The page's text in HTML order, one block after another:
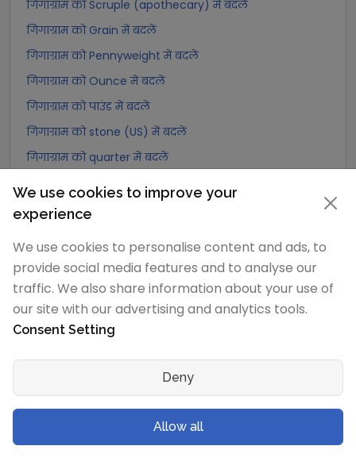
गिगाग्राम को Scruple (apothecary) में बदलें
गिगाग्राम को Grain में बदलें
गिगाग्राम को Pennyweight में बदलें
गिगाग्राम को Ounce में बदलें
गिगाग्राम को पाउंड में बदलें
गिगाग्राम को stone (US) में बदलें
गिगाग्राम को quarter में बदलें
गिगाग्राम को Slug में बदलें
गिगाग्राम को Kilopound (kip) में बदलें
गिगाग्राम को US टन (Short टन) में बदलें
गिगाग्राम को Tonne (Metric टन) में बदलें
गिगाग्राम को Quintal (metric) में बदलें
गिगाग्राम को Hundredweight (metric) में बदलें
गिगाग्राम को Kiloton (metric) में बदलें
गिगाग्राम को Atomic mass unit में बदलें
We use cookies to improve your
experience
We use cookies to personalise content and ads, to
provide social media features and to analyse our
traffic. We also share information about your use of
our site with our advertising and analytics tools.
Consent Setting
Deny
Allow all